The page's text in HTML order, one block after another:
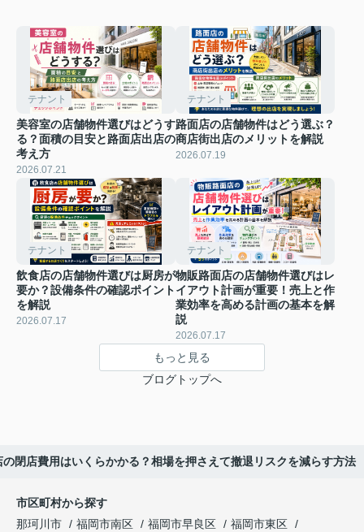
テナント
美容室の店舗物件選びはどうす
る？面積の目安と路面店出店の
考え方
2026.07.21
テナント
路面店の店舗物件はどう選ぶ？
商店街出店のメリットを解説
2026.07.19
テナント
飲食店の店舗物件選びは厨房が
要か？設備条件の確認ポイント
を解説
2026.07.17
テナント
物販路面店の店舗物件選びはレ
イアウト計画が重要！売上と作
業効率を高める計画の基本を解
説
2026.07.17
もっと見る
ブログトップへ
の閉店費用はいくらかかる？相場を押さえて撤退リスクを減らす方法
市区町村から探す
那珂川市
福岡市南区 福岡市早良区
福岡市東区